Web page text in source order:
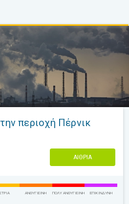
περιοχή Πέρνικ
ΑΊΘΡΙΑ
ΑΝΘΥΓΙΕΙΝΉ ΠΟΛΎ ΑΝΘΥΓΙΕΙΝΉ ΕΠΙΚΊΝΔΥΝΗ